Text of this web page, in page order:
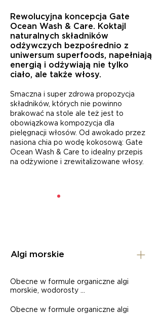
Rewolucyjna koncepcja Gate
Ocean Wash & Care. Koktajl
naturalnych składników
odżywczych bezpośrednio z
uniwersum superfoods, napełniają
energią i odżywiają nie tylko
ciało, ale także włosy.
Smaczna i super zdrowa propozycja
składników, których nie powinno
brakować na stole ale też jest to
obowiązkowa kompozycja dla
pielęgnacji włosów. Od awokado przez
nasiona chia po wodę kokosową: Gate
Ocean Wash & Care to idealny przepis
na odżywione i zrewitalizowane włosy.
Algi morskie
Obecne w formule organiczne algi
morskie, wodorosty …
Obecne w formule organiczne algi